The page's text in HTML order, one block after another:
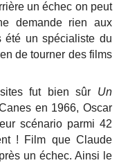
un échec on peut
demande rien aux
été un spécialiste du
de tourner des films
fut bien sûr Un
en 1966, Oscar
scénario parmi 42
! Film que Claude
un échec. Ainsi le